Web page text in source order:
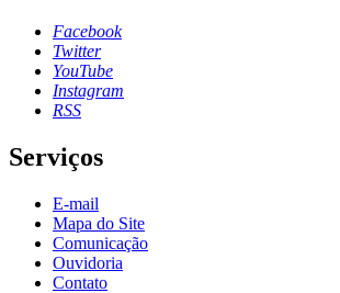
Facebook
Twitter
YouTube
Instagram
RSS
Serviços
E-mail
Mapa do Site
Comunicação
Ouvidoria
Contato